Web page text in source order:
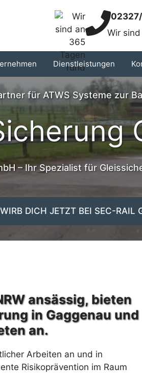
Wir
Dienstleistungen
für ATWS Systeme zur
– Ihr Spezialist für
DICH JETZT BEI SEC-RAIL
ansässig, bieten
in Gaggenau und
an.
Arbeiten an und in
Risikoprävention im Raum